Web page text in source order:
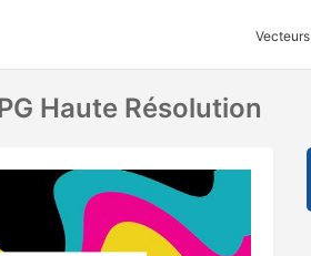
Vecteurs
Haute Résolution